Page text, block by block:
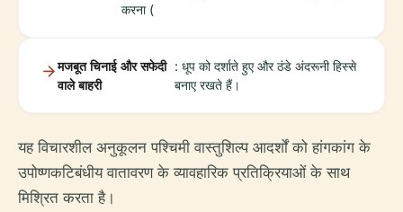
करना (
मजबूत चिनाई और सफेदी
वाले बाहरी
: धूप को दर्शाते हुए और ठंडे अंदरूनी हिस्से
बनाए रखते हैं।
यह विचारशील अनुकूलन पश्चिमी वास्तुशिल्प आदर्शों को हांगकांग के
उपोष्णकटिबंधीय वातावरण के व्यावहारिक प्रतिक्रियाओं के साथ
मिश्रित करता है।